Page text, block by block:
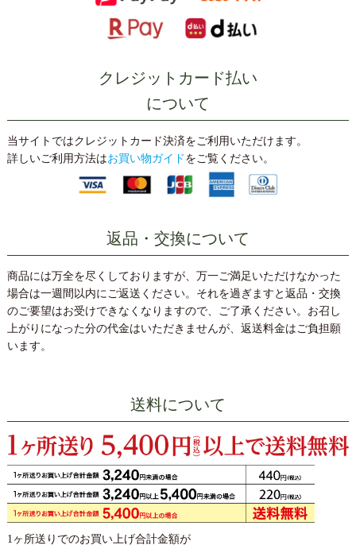
クレジットカード払い
について
当サイトではクレジットカード決済をご利用いただけます。
詳しいご利用方法はお買い物ガイド をご覧ください。
返品・交換について
商品には万全を尽くしておりますが、万一ご満足いただけなかった
場合は一週間以内にご返送ください。それを過ぎますと返品・交換
のご要望はお受けできなくなりますので、ご了承ください。お召し
上がりになった分の代金はいただきませんが、返送料金はご負担願
います。
送料について
1ヶ所送りでのお買い上げ合計金額が